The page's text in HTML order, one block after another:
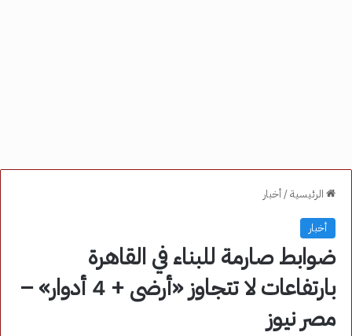
الرئيسية/أخبار
أخبار
ضوابط صارمة للبناء في القاهرة
بارتفاعات لا تتجاوز «أرضى + 4 أدوار» –
مصر نيوز